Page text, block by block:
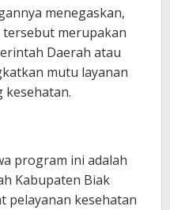
menegaskan,
merupakan
Daerah atau
mutu layanan
kesehatan.
program ini adalah
Kabupaten Biak
pelayanan kesehatan